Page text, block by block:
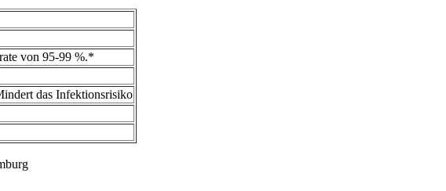
von 95-99 %.*
das Infektionsrisiko